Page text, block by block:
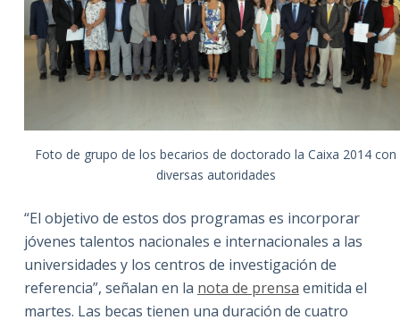
Foto de grupo de los becarios de doctorado la Caixa 2014 con
diversas autoridades
“El objetivo de estos dos programas es incorporar
jóvenes talentos nacionales e internacionales a las
universidades y los centros de investigación de
referencia”, señalan en la nota de prensa emitida el
martes. Las becas tienen una duración de cuatro